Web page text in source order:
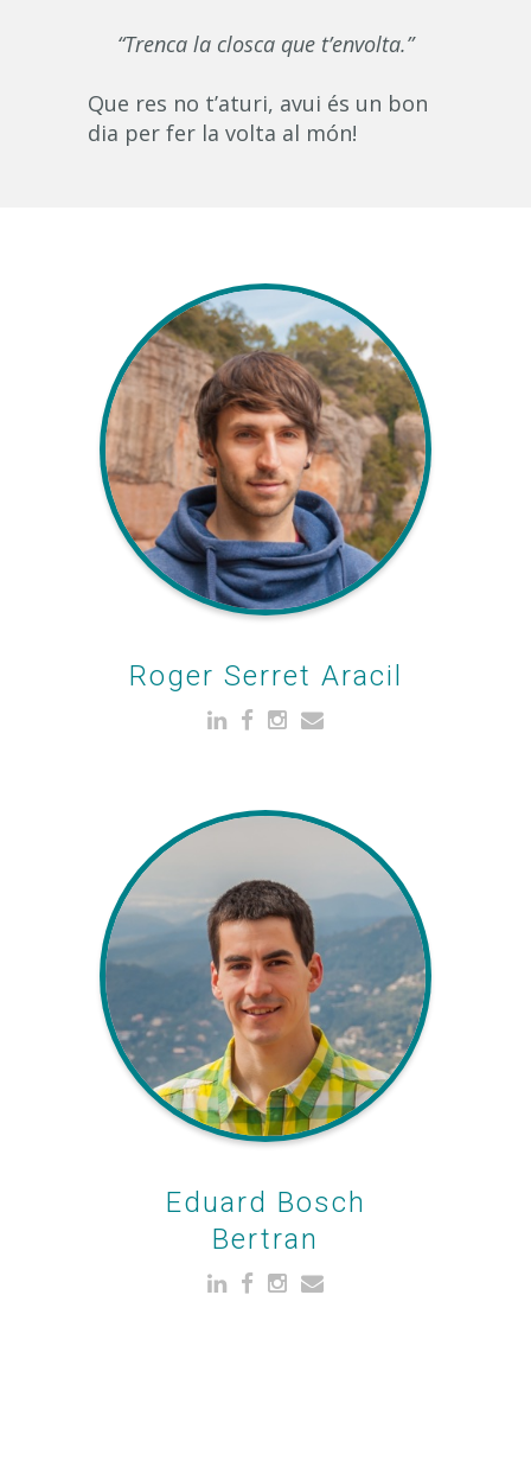
“Trenca la closca que t’envolta.”
Que res no t’aturi, avui és un bon
dia per fer la volta al món!
Project Manager &
Marketing
Development
Roger Serret Aracil
Technological
Development Manager
Eduard Bosch
Bertran